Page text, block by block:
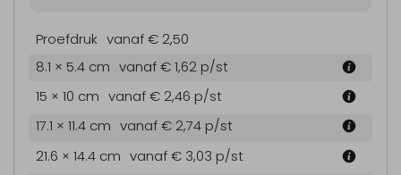
Proefdruk vanaf € 2,50
8.1 × 5.4 cm vanaf € 1,62 p/st
15 × 10 cm vanaf € 2,46 p/st
17.1 × 11.4 cm vanaf € 2,74 p/st
21.6 × 14.4 cm vanaf € 3,03 p/st